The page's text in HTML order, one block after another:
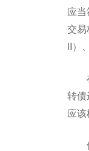
应
交易
II）
转债
应该